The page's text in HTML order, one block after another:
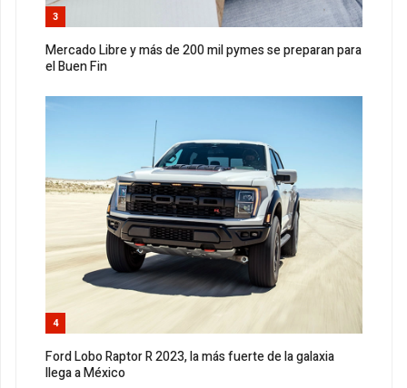
3
Mercado Libre y más de 200 mil pymes se preparan para
el Buen Fin
4
Ford Lobo Raptor R 2023, la más fuerte de la galaxia
llega a México